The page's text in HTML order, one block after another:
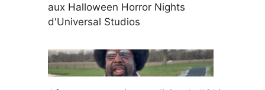
aux Halloween Horror Nights
d'Universal Studios